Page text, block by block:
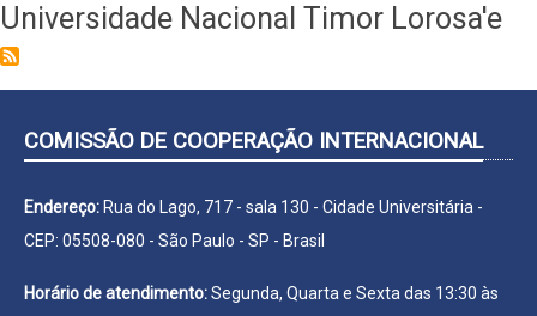
Universidade Nacional Timor Lorosa'e
COMISSÃO DE COOPERAÇÃO INTERNACIONAL
Endereço: Rua do Lago, 717 - sala 130 - Cidade Universitária -
CEP: 05508-080 - São Paulo - SP - Brasil
Horário de atendimento:Segunda, Quarta e Sexta das 13:30 às